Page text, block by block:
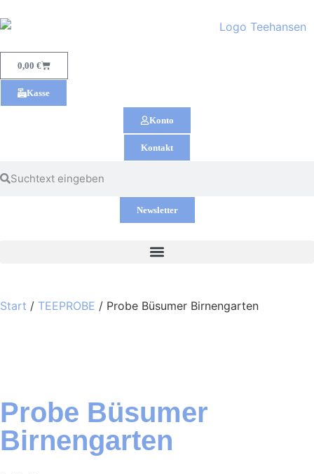
0,00 €
Kasse
Konto
Kontakt
Newsletter
Start / TEEPROBE / Probe Büsumer Birnengarten
Probe Büsumer
Birnengarten